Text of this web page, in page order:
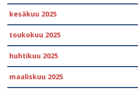
kesäkuu 2025
toukokuu 2025
huhtikuu 2025
maaliskuu 2025